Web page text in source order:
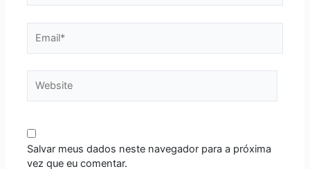
Salvar meus dados neste navegador para a próxima
vez que eu comentar.